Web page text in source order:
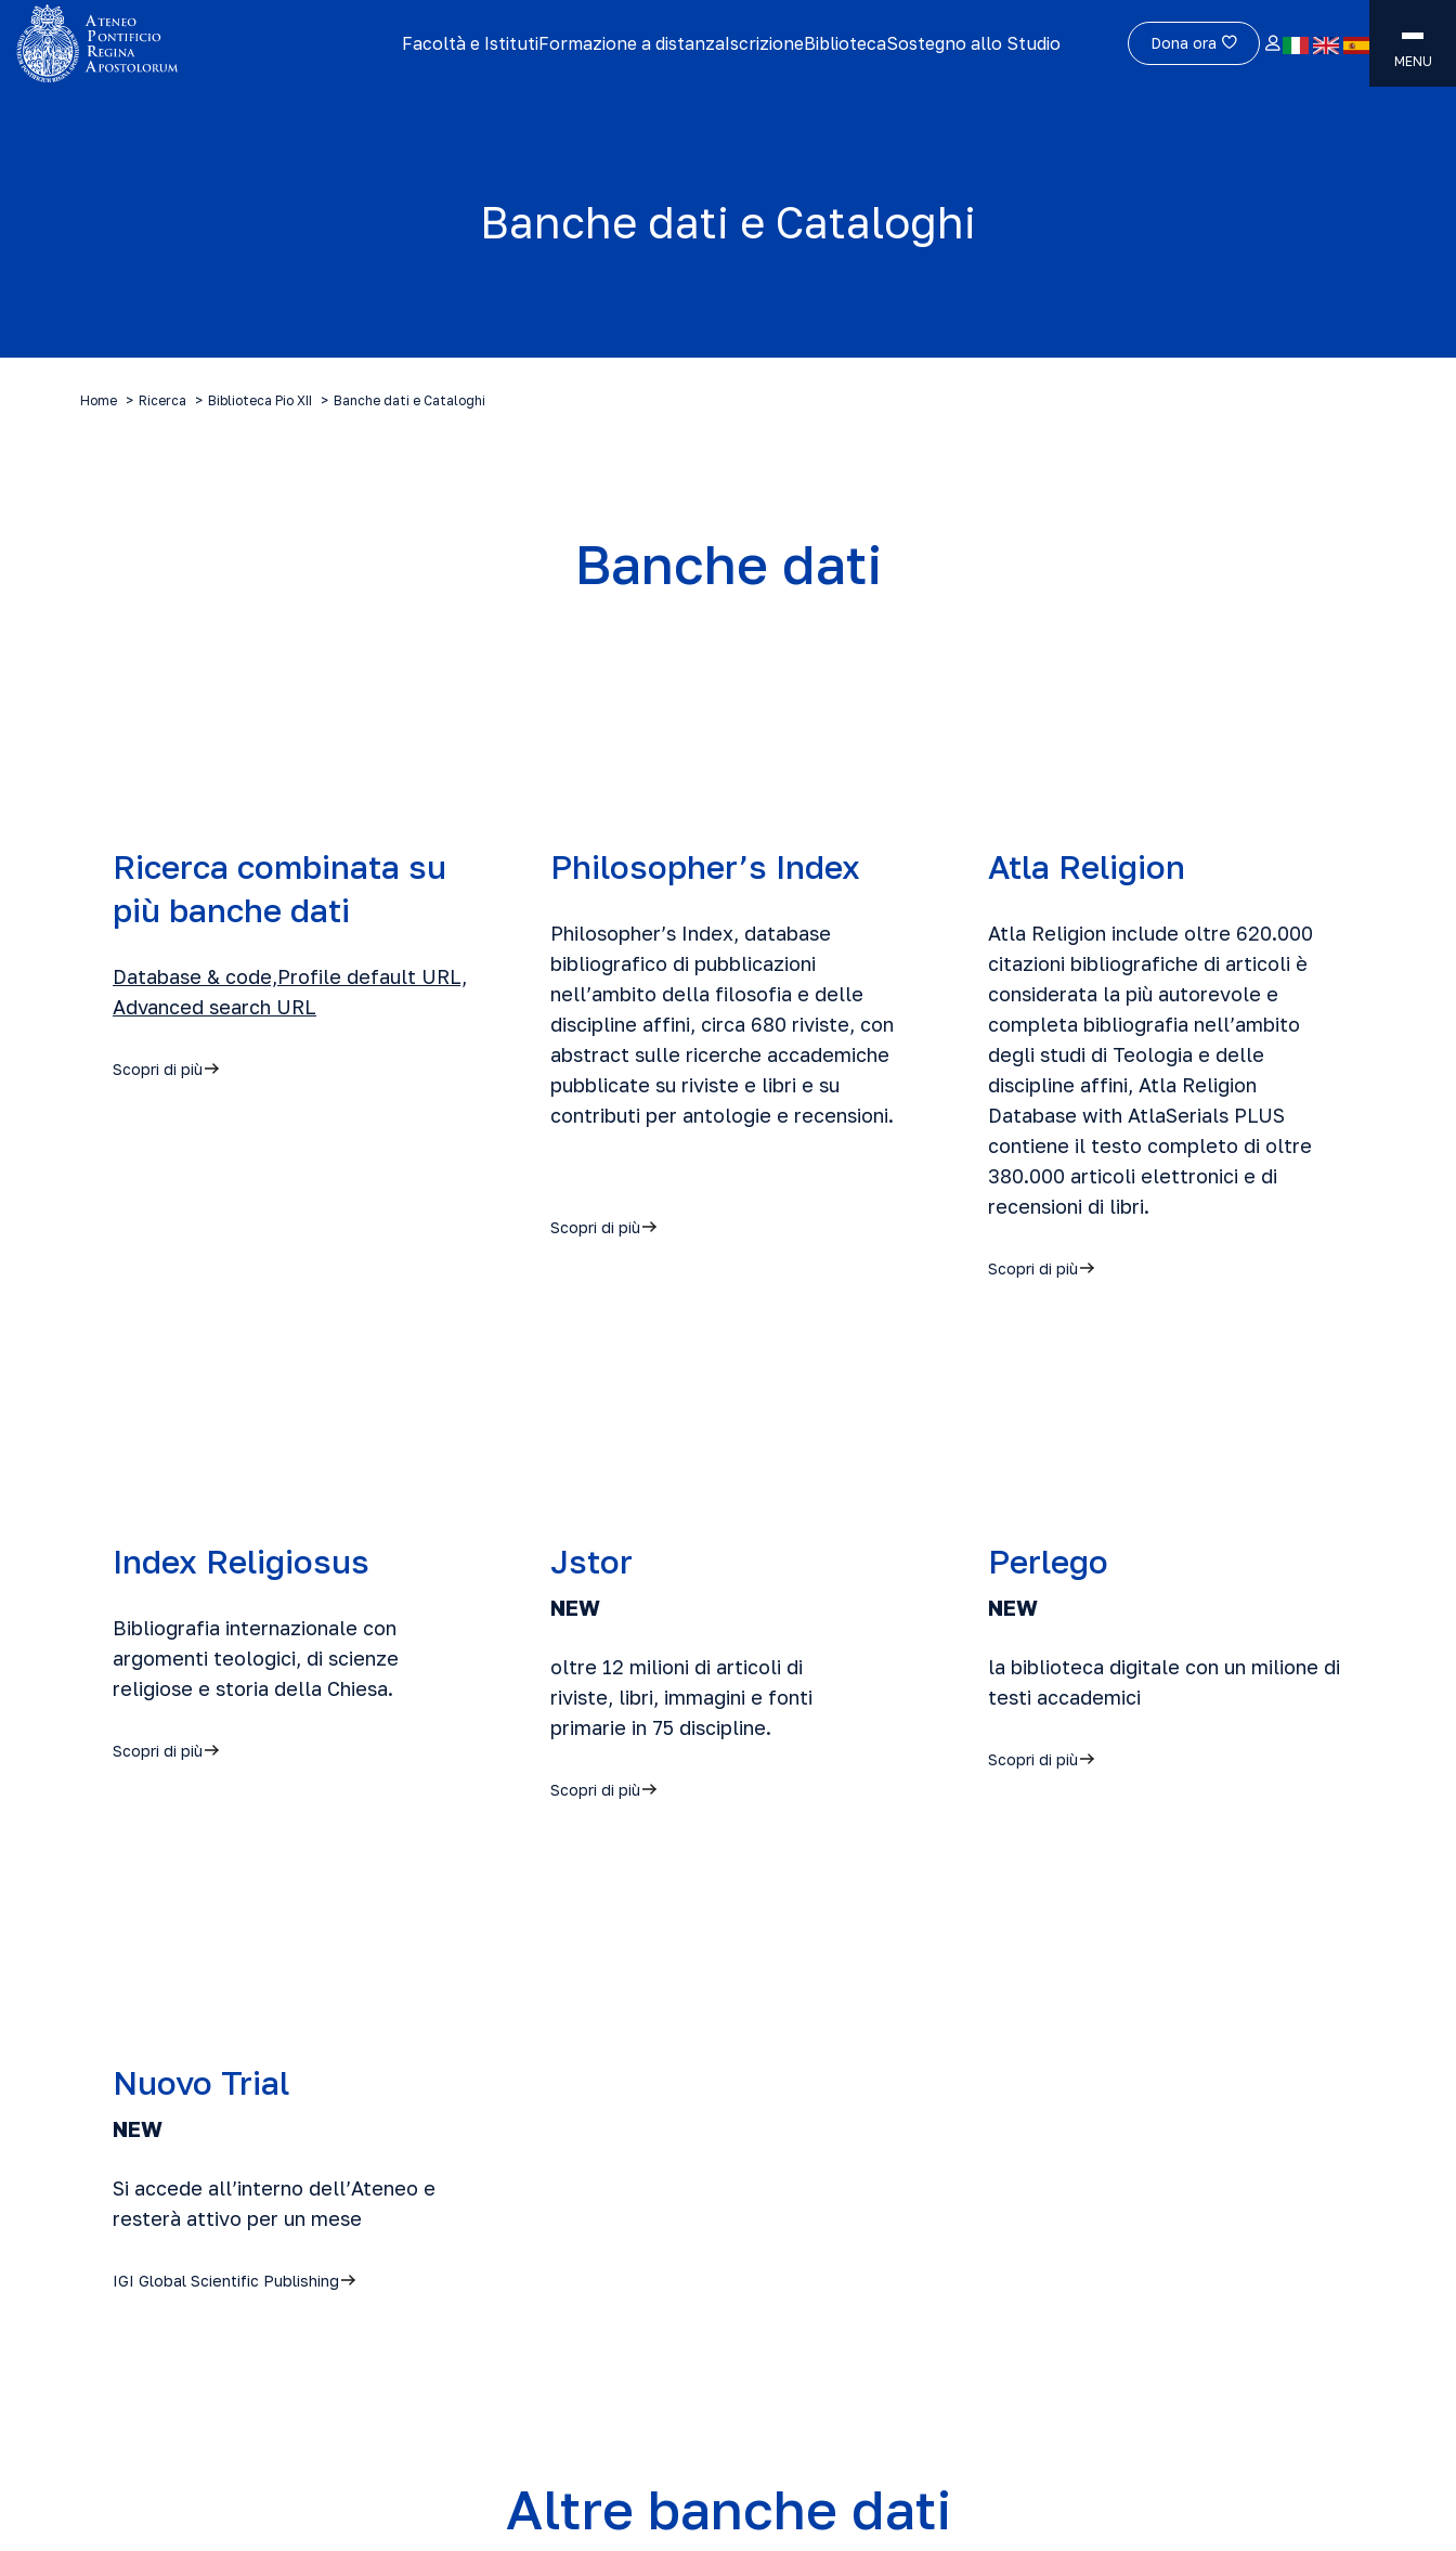
Facoltà e IstitutiFormazione a distanzaIscrizioneBibliotecaSostegno allo Studio Dona ora
MENU
Banche dati e Cataloghi
Home Ricerca Biblioteca Pio XII Banche dati e Cataloghi
Banche dati
Ricerca combinata su
più banche dati
Database & code,Profile default URL,
Advanced search URL
Scopri di più
Philosopher’s Index
Philosopher’s Index, database
bibliografico di pubblicazioni
nell’ambito della filosofia e delle
discipline affini, circa 680 riviste, con
abstract sulle ricerche accademiche
pubblicate su riviste e libri e su
contributi per antologie e recensioni.
Scopri di più
Atla Religion
Atla Religion include oltre 620.000
citazioni bibliografiche di articoli è
considerata la più autorevole e
completa bibliografia nell’ambito
degli studi di Teologia e delle
discipline affini, Atla Religion
Database with AtlaSerials PLUS
contiene il testo completo di oltre
380.000 articoli elettronici e di
recensioni di libri.
Scopri di più
Index Religiosus
Bibliografia internazionale con
argomenti teologici, di scienze
religiose e storia della Chiesa.
Scopri di più
Jstor
NEW
oltre 12 milioni di articoli di
riviste, libri, immagini e fonti
primarie in 75 discipline.
Scopri di più
Perlego
NEW
la biblioteca digitale con un milione di
testi accademici
Scopri di più
Nuovo Trial
NEW
Si accede all’interno dell’Ateneo e
resterà attivo per un mese
IGI Global Scientific Publishing
Altre banche dati